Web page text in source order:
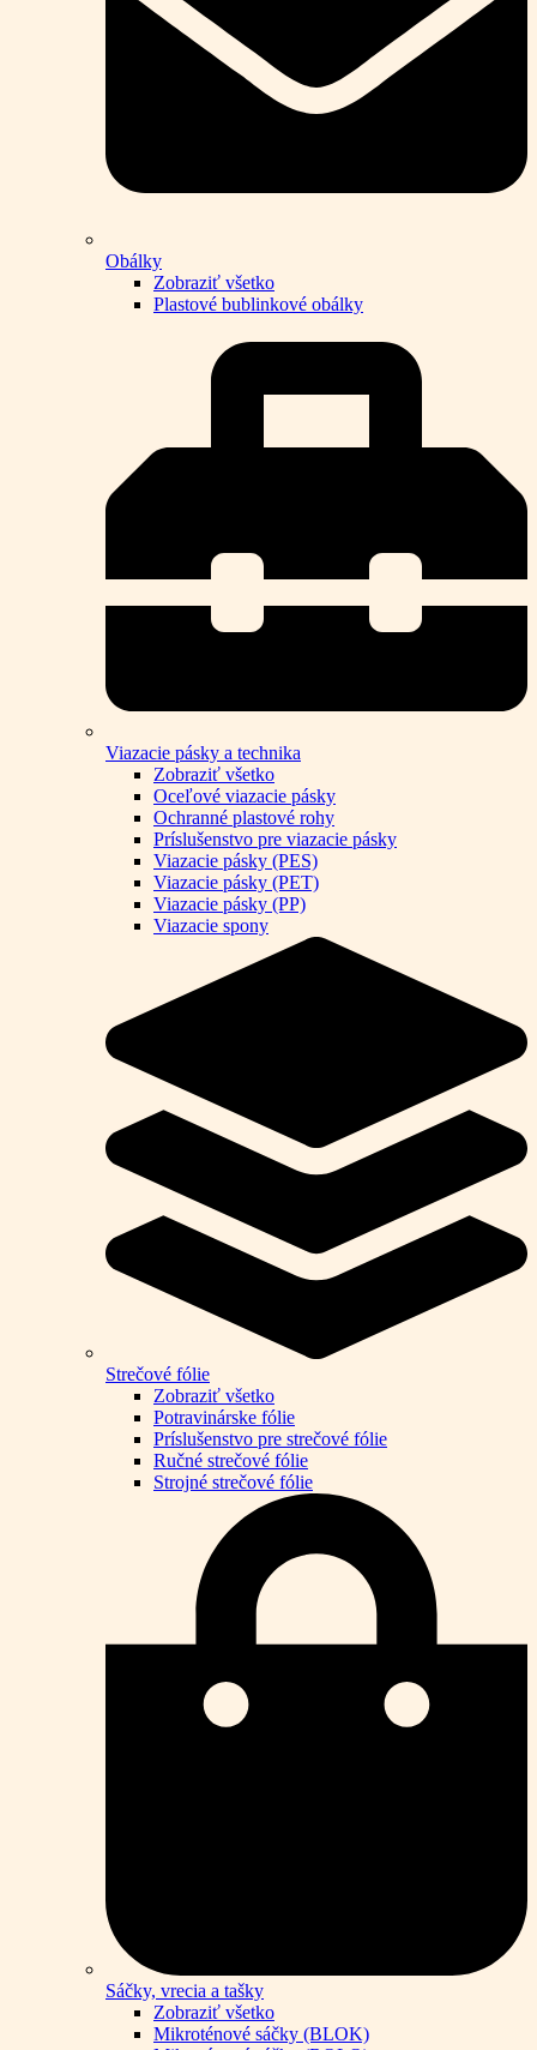
Obálky
Zobraziť všetko
Plastové bublinkové obálky
Viazacie pásky a technika
Zobraziť všetko
Oceľové viazacie pásky
Ochranné plastové rohy
Príslušenstvo pre viazacie pásky
Viazacie pásky (PES)
Viazacie pásky (PET)
Viazacie pásky (PP)
Viazacie spony
Strečové fólie
Zobraziť všetko
Potravinárske fólie
Príslušenstvo pre strečové fólie
Ručné strečové fólie
Strojné strečové fólie
Sáčky, vrecia a tašky
Zobraziť všetko
Mikroténové sáčky (BLOK)